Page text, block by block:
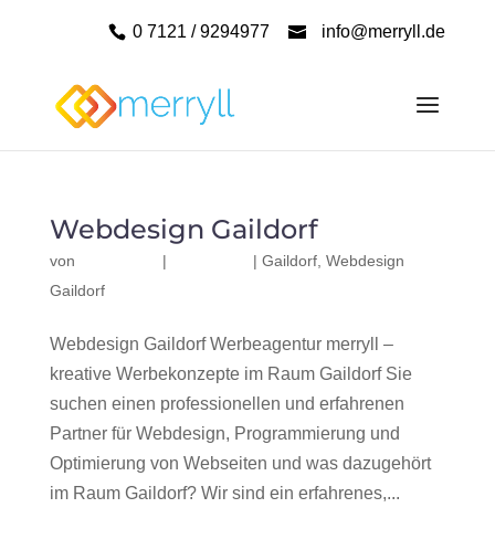
0 7121 / 9294977 info@merryll.de
Webdesign Gaildorf
von | | Gaildorf, Webdesign
Gaildorf
Webdesign Gaildorf Werbeagentur merryll –
kreative Werbekonzepte im Raum Gaildorf Sie
suchen einen professionellen und erfahrenen
Partner für Webdesign, Programmierung und
Optimierung von Webseiten und was dazugehört
im Raum Gaildorf? Wir sind ein erfahrenes,...